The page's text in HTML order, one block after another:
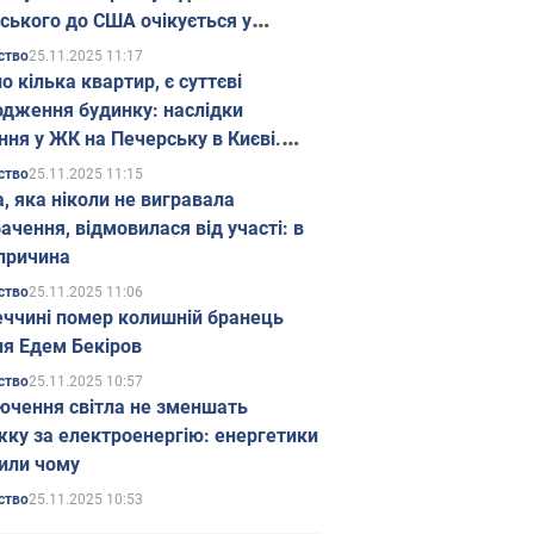
до США очікується у
25.11.2025 11:17
кілька квартир, є суттєві
будинку: наслідки
у ЖК на Печерську в Києві.
25.11.2025 11:15
яка ніколи не вигравала
відмовилася від участі: в
25.11.2025 11:06
помер колишній бранець
Едем Бекіров
25.11.2025 10:57
світла не зменшать
за електроенергію: енергетики
чому
25.11.2025 10:53